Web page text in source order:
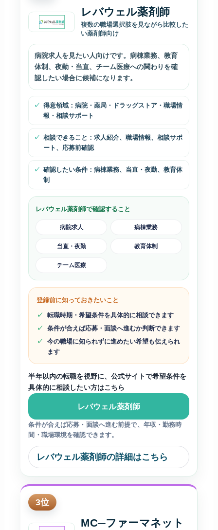
レバウェル薬剤師
複数の職場選択肢を見ながら比較した
い薬剤師向け
病院求人を見たい人向けです。病棟業務、教育
体制、夜勤・当直、チーム医療への関わりを確
認したい場合に候補になります。
得意領域：病院・薬局・ドラッグストア・職場情
報・相談サポート
相談できること：求人紹介、職場情報、相談サポ
ート、応募前確認
確認したい条件：病棟業務、当直・夜勤、教育体
制
レバウェル薬剤師で確認すること
病院求人 病棟業務
当直・夜勤 教育体制
チーム医療
登録前に知っておきたいこと
転職時期・希望条件を具体的に相談できます
条件が合えば応募・面談へ進むか判断できます
今の職場に知られずに進めたい希望も伝えられ
ます
半年以内の転職を視野に、公式サイトで希望条件を
具体的に相談したい方はこちら
レバウェル薬剤師
条件が合えば応募・面談へ進む前提で、年収・勤務時
間・職場環境を確認できます。
レバウェル薬剤師の詳細はこちら
3位
MC─ファーマネット